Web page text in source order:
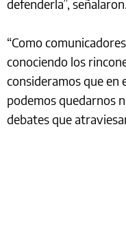
defenderla”, señalaron.
“Como
conociendo los
consideramos que
podemos quedarnos
debates que